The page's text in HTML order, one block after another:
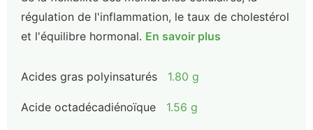
régulation de l'inflammation, le taux de cholestérol
et l'équilibre hormonal. En savoir plus
Acides gras polyinsaturés 1.80 g
Acide octadécadiénoïque 1.56 g